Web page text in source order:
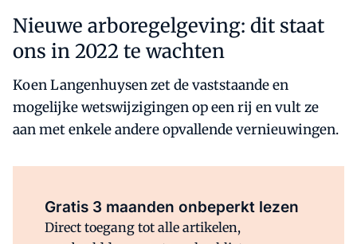
Nieuwe arboregelgeving: dit staat
ons in 2022 te wachten
Koen Langenhuysen zet de vaststaande en
mogelijke wetswijzigingen op een rij en vult ze
aan met enkele andere opvallende vernieuwingen.
Gratis 3 maanden onbeperkt lezen
Direct toegang tot alle artikelen,